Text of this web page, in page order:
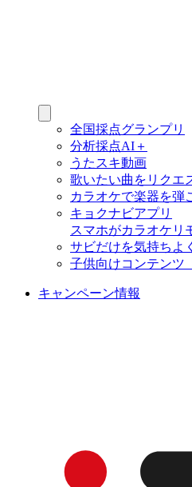
全国採点グランプリ
分析採点AI＋
うたスキ動画
歌いたい曲をリクエ
カラオケで楽器を弾
キョクナビアプリ
スマホがカラオケリ
サビだけを気持ちよ
子供向けコンテンツ
キャンペーン情報